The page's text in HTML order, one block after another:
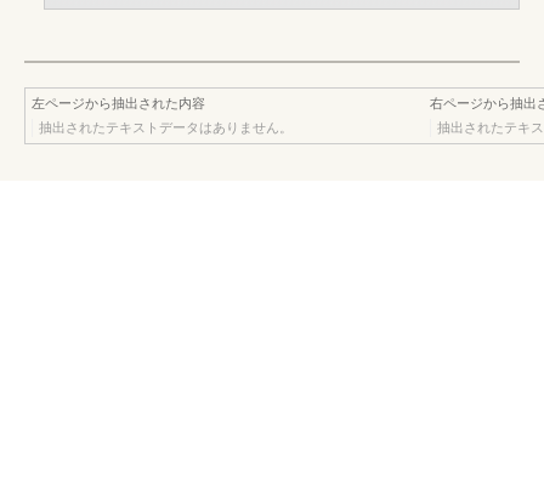
左ページから抽出された内容
抽出されたテキストデータはありません。
右ページから抽出
抽出されたテキ